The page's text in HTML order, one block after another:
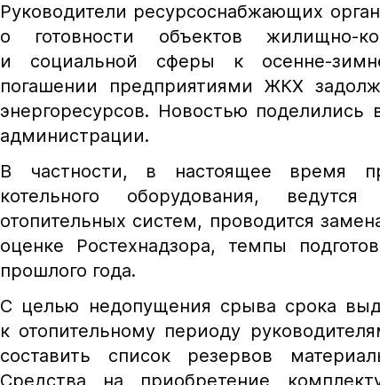
Руководители ресурсоснабжающих
о готовности объектов жилищно-
и социальной сферы к осенне-
погашении предприятиями ЖКХ
энергоресурсов. Новостью поделились
администрации.
В частности, в настоящее время
котельного оборудования,
отопительных систем, проводится
оценке Ростехнадзора, темпы
прошлого года.
С целью недопущения срыва срока
к отопительному периоду
составить список резервов
Средства на приобретение